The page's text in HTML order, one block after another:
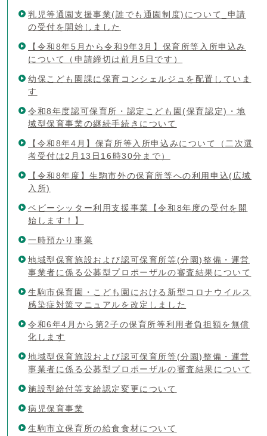
乳児等通園支援事業(誰でも通園制度)について_申請
の受付を開始しました
【令和8年5月から令和9年3月】保育所等入所申込み
について（申請締切は前月5日です）
幼保こども園課に保育コンシェルジュを配置していま
す
令和8年度認可保育所・認定こども園(保育認定)・地
域型保育事業の継続手続きについて
【令和8年4月】保育所等入所申込みについて（二次選
考受付は2月13日16時30分まで）
【令和8年度】生駒市外の保育所等への利用申込(広域
入所)
ベビーシッター利用支援事業【令和8年度の受付を開
始します！】
一時預かり事業
地域型保育施設および認可保育所等(分園)整備・運営
事業者に係る公募型プロポーザルの審査結果について
生駒市保育園・こども園における新型コロナウイルス
感染症対策マニュアルを改定しました
令和6年4月から第2子の保育所等利用者負担額を無償
化します
地域型保育施設および認可保育所等(分園)整備・運営
事業者に係る公募型プロポーザルの審査結果について
施設型給付等支給認定変更について
病児保育事業
生駒市立保育所の給食食材について